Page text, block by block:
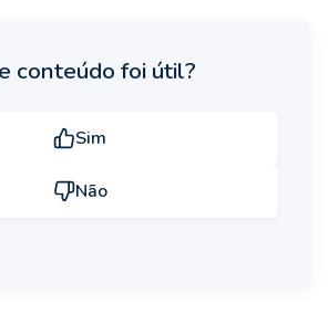
conteúdo foi útil?
Sim
Não